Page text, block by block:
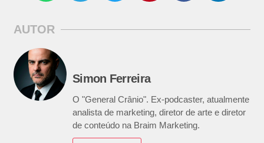
AUTOR
Simon Ferreira
O "General Crânio". Ex-podcaster, atualmente
analista de marketing, diretor de arte e diretor
de conteúdo na Braim Marketing.